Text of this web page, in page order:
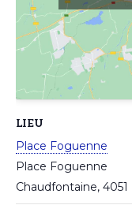
LIEU
Place Foguenne
Place Foguenne
Chaudfontaine, 4051